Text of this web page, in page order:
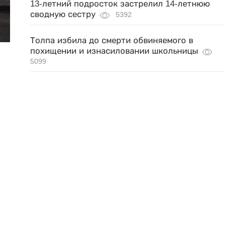
13-летний подросток застрелил 14-летнюю
сводную сестру
5392
Толпа избила до смерти обвиняемого в
похищении и изнасиловании школьницы
5099